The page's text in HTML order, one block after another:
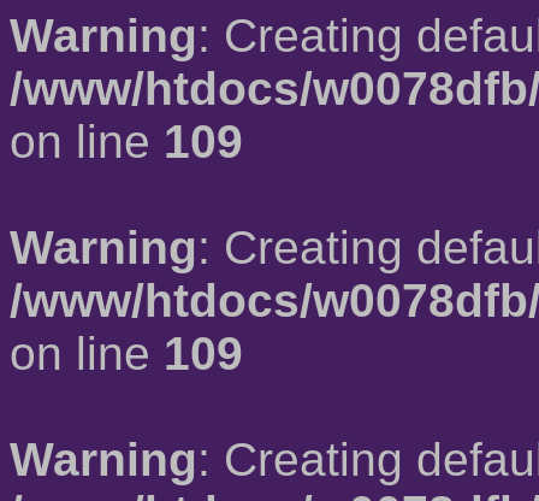
Warning: Creating
/www/htdocs/
on line 109
Warning: Creating
/www/htdocs/
on line 109
Warning: Creating